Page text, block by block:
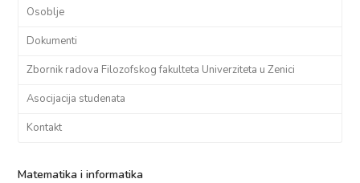
Osoblje
Dokumenti
Zbornik radova Filozofskog fakulteta Univerziteta u Zenici
Asocijacija studenata
Kontakt
Matematika i informatika